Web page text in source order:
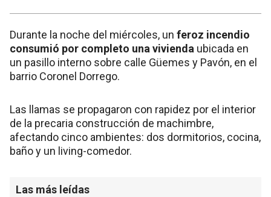
Durante la noche del miércoles, un feroz incendio
consumió por completo una vivienda ubicada en
un pasillo interno sobre calle Güemes y Pavón, en el
barrio Coronel Dorrego.
Las llamas se propagaron con rapidez por el interior
de la precaria construcción de machimbre,
afectando cinco ambientes: dos dormitorios, cocina,
baño y un living-comedor.
Las más leídas